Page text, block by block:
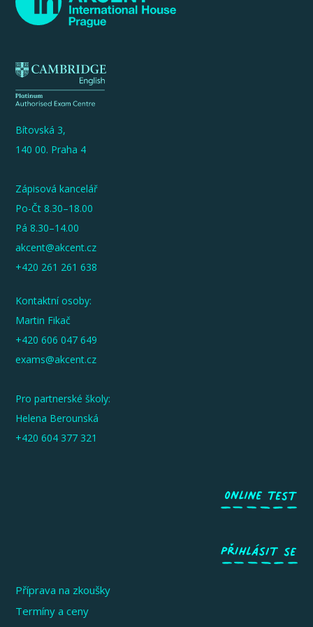
Bítovská 3,
140 00. Praha 4
Zápisová kancelář
Po-Čt 8.30–18.00
Pá 8.30–14.00
akcent@akcent.cz
+420 261 261 638
Kontaktní osoby:
Martin Fikač
+420 606 047 649
exams@akcent.cz
Pro partnerské školy:
Helena Berounská
+420 604 377 321
Příprava na zkoušky
Termíny a ceny